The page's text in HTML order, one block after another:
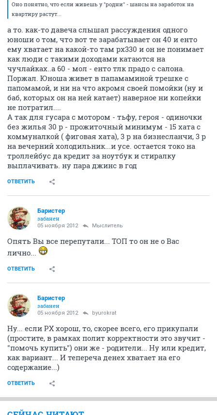
Оно понятно, что если живешь у "родни" - шансы на заработок на
квартиру растут...
а то. как-то давеча слышал рассуждения одного
юноши о том, что вот те зарабатывает он 40 и енто
ему хватает на какой-то там рх330 и он не понимает
как люди с такими доходами катаются на
чучлайках..а 60 - мол - енто тлк прадо с салона.
Поржал. Юноша живет в папамаминой трешке с
папомамой, и ни на что акромя своей помойки (ну и
баб, которых он на ней катает) наверное ни копейки
не потратил....
А так для гусара с мотором - тьфу, героя - одиночки
без жилья 30 р - прожиточный минимум - 15 хата с
коммуналкой ( фиговая хата), 3 р на бизнесланчи, 3 р
на вечерний холодильник...и усе. остается токо на
троллейбус да кредит за ноутбук и стиралку
выплачивать. ну пара джинс в год
ОТВЕТИТЬ
Баристер
забанен
05 ноября 2012 Мыслитель
Опять Вы все перепутали... ТОП то он не о Вас
лично...
ОТВЕТИТЬ
Баристер
забанен
05 ноября 2012 byurokrat
Ну... если РХ хорош, то, скорее всего, его прикупали
(простите, в рамках полит корректности это звучит -
"помочь купить") они же - родители... Ну или кредит,
как вариант... И тепереча денех хватает на его
содержание...)
ОТВЕТИТЬ